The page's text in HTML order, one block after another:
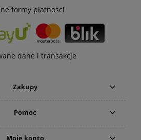
formy płatności
dane i transakcje
Zakupy
Pomoc
Moje konto